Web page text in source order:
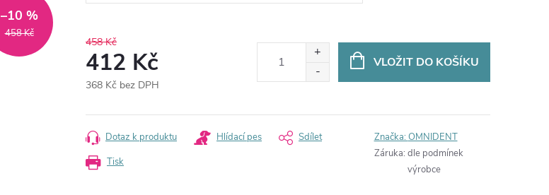
458 Kč
–10 %
458 Kč
412 Kč
368 Kč bez DPH
cena:
VLOŽIT DO KOŠÍKU
Tisk
Dotaz k produktu Hlídací pes Sdílet Značka:OMNIDENT
Záruka: dle podmínek
výrobce